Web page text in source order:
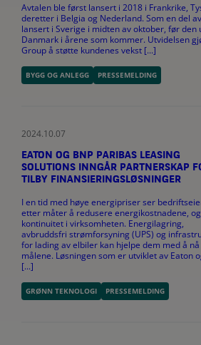
Avtalen ble først lansert i 2018 i Frankrike,
deretter i Belgia og Nederland. Som en del
lansert i Sverige i midten av oktober, før den
Danmark i årene som kommer. Utvidelsen
Group å støtte kundenes vekst [...]
BYGG OG ANLEGG PRESSEMELDING
2024.10.07
EATON OG BNP PARIBAS LEASING
SOLUTIONS INNGÅR PARTNERSKAP
TILBY FINANSIERINGSLØSNINGER
I en tid med høye energipriser ser
etter måter å redusere energikostnadene,
kontinuitet i virksomheten. Energilagring,
avbruddsfri strømforsyning (UPS) og
for lading av elbiler kan hjelpe dem med å nå
målene. Løsningen som er utviklet av Eaton
[...]
GRØNN TEKNOLOGI PRESSEMELDING